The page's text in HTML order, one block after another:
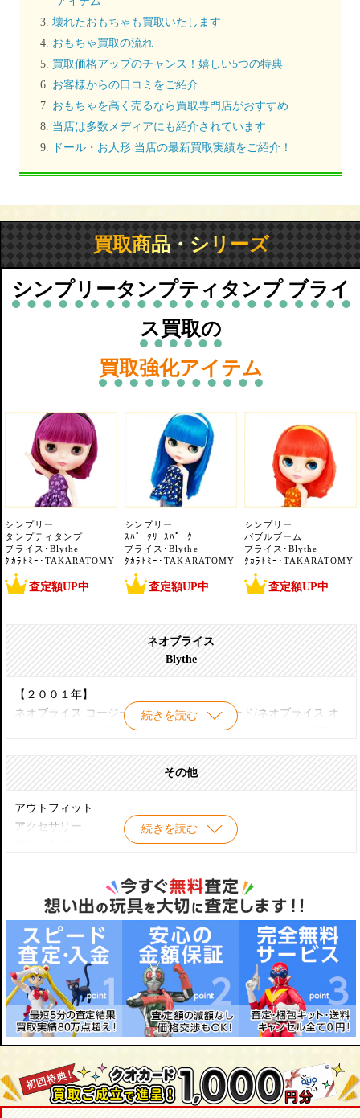
壊れたおもちゃも買取いたします
おもちゃ買取の流れ
買取価格アップのチャンス！嬉しい5つの特典
お客様からの口コミをご紹介
おもちゃを高く売るなら買取専門店がおすすめ
当店は多数メディアにも紹介されています
ドール・お人形 当店の最新買取実績をご紹介！
買取商品・シリーズ
シンプリータンプティタンプ ブライ
ス買取の
買取強化アイテム
シンプリー
タンプティタンプ
ブライス･Blythe
ﾀｶﾗﾄﾐｰ･TAKARATOMY
査定額UP中
シンプリー
ｽﾊﾟｰｸﾘｰｽﾊﾟｰｸ
ブライス･Blythe
ﾀｶﾗﾄﾐｰ･TAKARATOMY
査定額UP中
シンプリー
バブルブーム
ブライス･Blythe
ﾀｶﾗﾄﾐｰ･TAKARATOMY
査定額UP中
ネオブライス
Blythe
続きを読む
【２００１年】
ネオブライス コージーケープインスパイアード/ネオブライス オ
ールゴールドインワン/ネオブライス ロージーレッド/ネオブライ
【２００２年】
ネオブライス ルージュノワール/ネオブライス スケートデート/ネ
オブライス アジアンバタフライ/ネオブライス CWC限定 ピカデリ
ミスアニバーサリー/ネオブライス トイザらス限定 ドッティード
ット/ネオブライス サンデーベスト/ネオブライス アズテックアラ
イバルインスパイアード
【２００３年】
ネオブライス ベリーインスパイアードバイパウワウポンチョ/ネオ
ブライス スペリオールスケート/ネオブライス トイザらス限定
ベリーチェリーベリー/ネオブライス フルーツパンチ/ネオブライ
ス トイザらス限定 ファンシーパンジー/ネオブライス ラブミッシ
ョン/ネオブライス CWC限定 コートニーテズバイナイキ/ネオブラ
イス ボヘミアンビーツアゲイン/ネオブライス ディスコブギー/ネ
オブライス ティーフォートゥー/ネオブライス エクセレントハリ
ウッド/ネオブライス トイザらス限定 チェリーベリー/ネオブライ
その他
続きを読む
アウトフィット
アクセサリー
家具 などドールアイテムを高価買取致します！
ブライス/Blythe買取のことならおもちゃ買取専門店ジョニージョ
イにお任せください！
1点1点大切に査定し、お迎えいたします！